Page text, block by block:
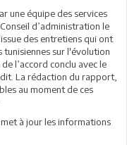
une équipe des services
d’administration le
des entretiens qui ont
tunisiennes sur l'évolution
l’accord conclu avec le
La rédaction du rapport,
au moment de ces
à jour les informations